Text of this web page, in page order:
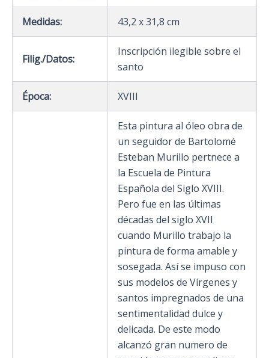
Medidas: 43,2 x 31,8 cm
Filig./Datos:
Inscripción ilegible sobre el
santo
Época: XVIII
Esta pintura al óleo obra de
un seguidor de Bartolomé
Esteban Murillo pertnece a
la Escuela de Pintura
Española del Siglo XVIII.
Pero fue en las últimas
décadas del siglo XVII
cuando Murillo trabajo la
pintura de forma amable y
sosegada. Así se impuso con
sus modelos de Vírgenes y
santos impregnados de una
sentimentalidad dulce y
delicada. De este modo
alcanzó gran numero de